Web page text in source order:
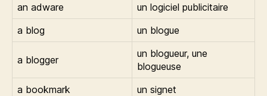
an adware
un logiciel publicitaire
a blog
un blogue
a blogger
un blogueur, une
blogueuse
a bookmark
un signet